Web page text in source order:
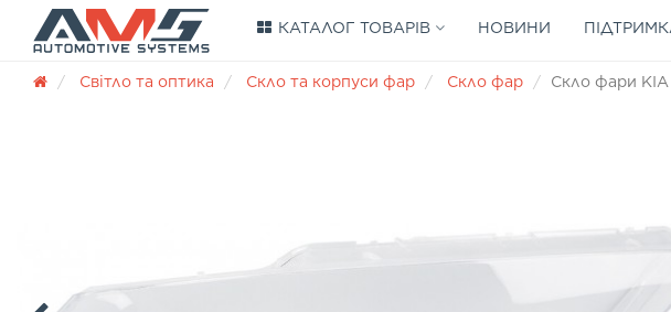
КАТАЛОГ ТОВАРІВ НОВИНИ
Світло та оптика Скло та корпуси фар Скло фар Скло фари KIA